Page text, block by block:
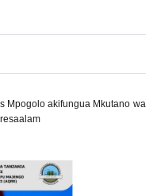
Mpogolo akifungua Mkutano wa